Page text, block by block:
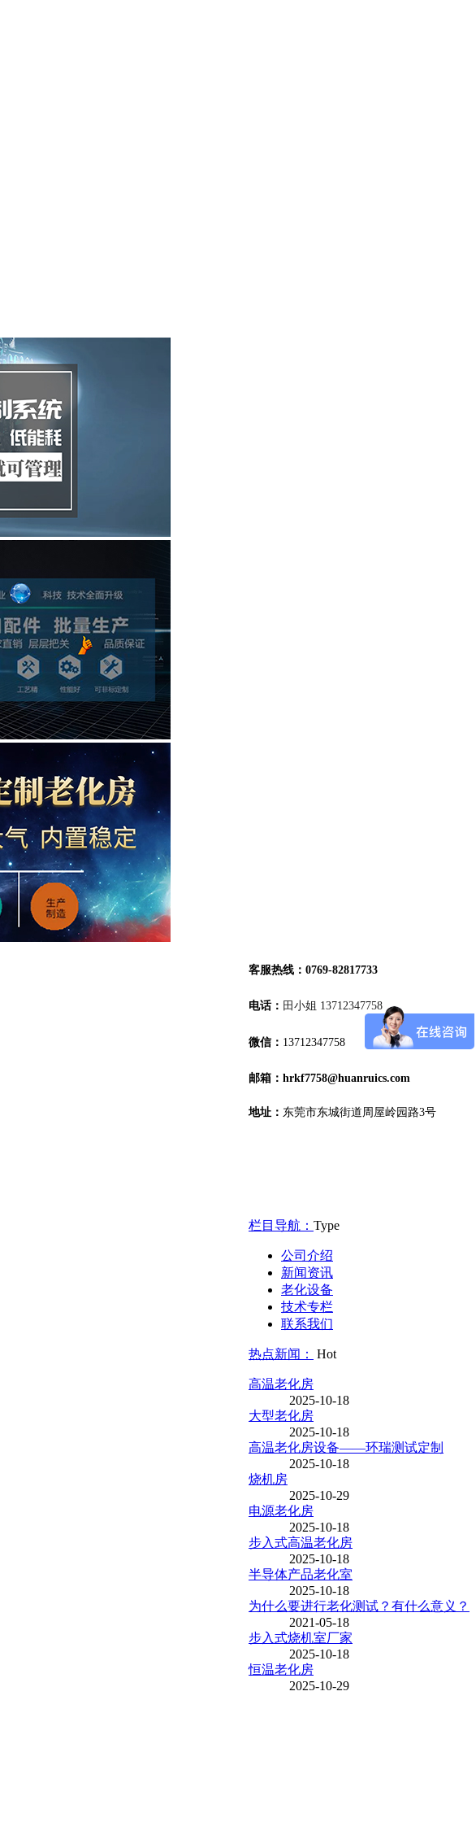
客服热线：0769-82817733
电话： 田小姐 13712347758
微信： 13712347758
邮箱：hrkf7758@huanruics.com
地址： 东莞市东城街道周屋岭园路3号
栏目导航： Type
公司介绍
新闻资讯
老化设备
技术专栏
联系我们
热点新闻： Hot
高温老化房
2025-10-18
大型老化房
2025-10-18
高温老化房设备——环瑞测试定制
2025-10-18
烧机房
2025-10-29
电源老化房
2025-10-18
步入式高温老化房
2025-10-18
半导体产品老化室
2025-10-18
为什么要进行老化测试？有什么意义？
2021-05-18
步入式烧机室厂家
2025-10-18
恒温老化房
2025-10-29